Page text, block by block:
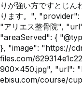
りが強い方ですとじん
ります。",
"アリエス整骨院",
"areaServed": {
}, "image": "https://
files.com/
900x450.jpg", "url":
ebisu.com/course/